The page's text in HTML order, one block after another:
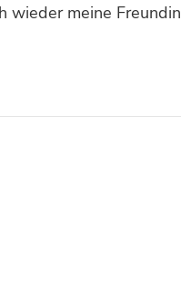
wieder meine